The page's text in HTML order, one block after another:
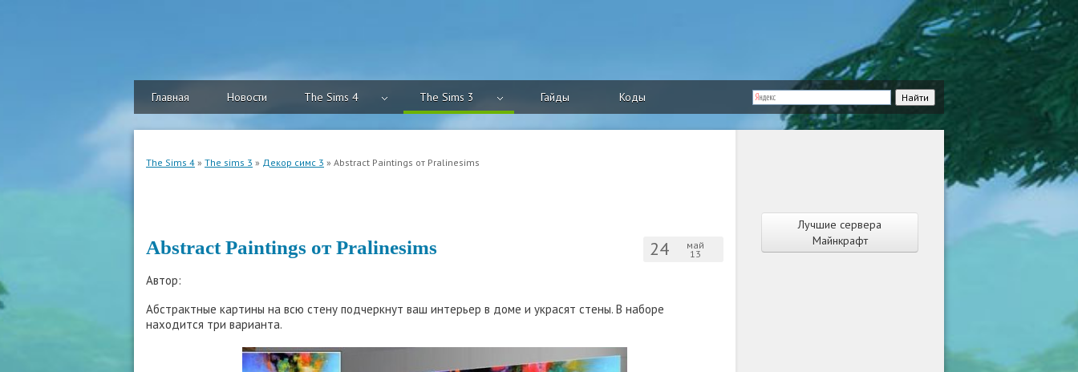
Главная Новости The Sims 4 The Sims 3 Гайды Коды
Лучшие сервера
Майнкрафт
The Sims 4 » The sims 3 » Декор симс 3 » Abstract Paintings от Pralinesims
24 май
13
Abstract Paintings от Pralinesims
Автор:
Абстрактные картины на всю стену подчеркнут ваш интерьер в доме и украсят стены. В наборе
находится три варианта.